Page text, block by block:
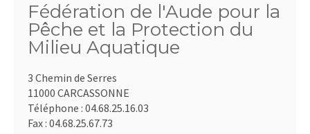
Fédération de l'Aude pour la
Pêche et la Protection du
Milieu Aquatique
3 Chemin de Serres
11000 CARCASSONNE
Téléphone : 04.68.25.16.03
Fax : 04.68.25.67.73